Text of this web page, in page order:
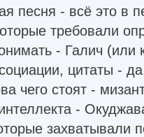
песня - всё это в
требовали
- Галич
цитаты -
чего стоят -
-
захватывали